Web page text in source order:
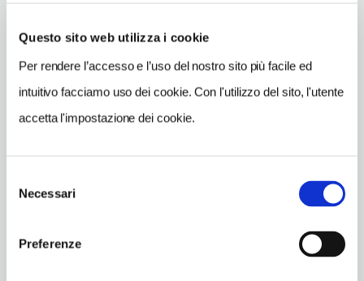
Questo sito web utilizza i cookie
Per rendere l’accesso e l’uso del nostro sito più facile ed
intuitivo facciamo uso dei cookie. Con l'utilizzo del sito, l'utente
accetta l'impostazione dei cookie.
delNecessari
Preferenze
Lombardia
SITO WEB
www.valtellina.it
INDIRIZZO EMAIL
0342617028-0342601140